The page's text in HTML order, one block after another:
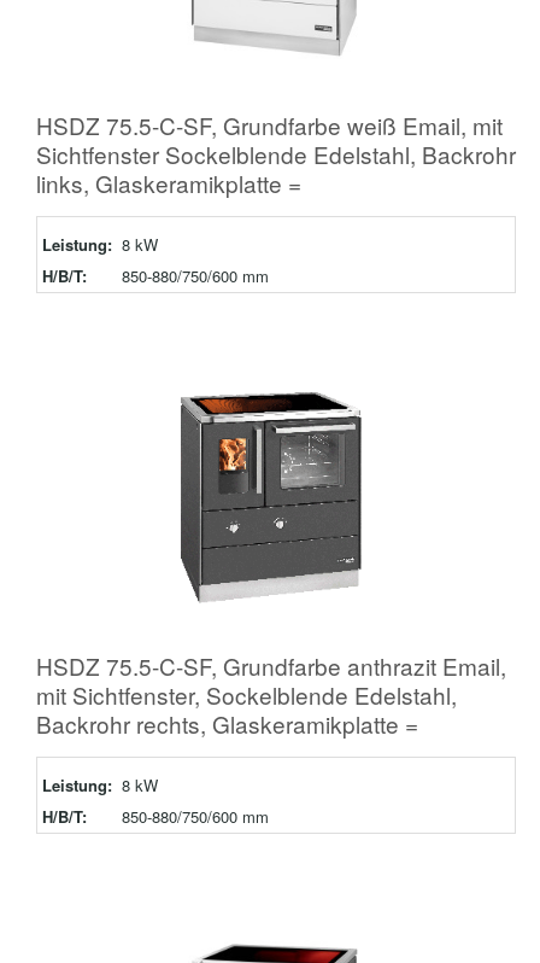
HSDZ 75.5-C-SF, Grundfarbe weiß Email, mit
Sichtfenster Sockelblende Edelstahl, Backrohr
links, Glaskeramikplatte =
Leistung: 8 kW
H/B/T:
850-880/750/600 mm
HSDZ 75.5-C-SF, Grundfarbe anthrazit Email,
mit Sichtfenster, Sockelblende Edelstahl,
Backrohr rechts, Glaskeramikplatte =
Leistung: 8 kW
H/B/T:
850-880/750/600 mm